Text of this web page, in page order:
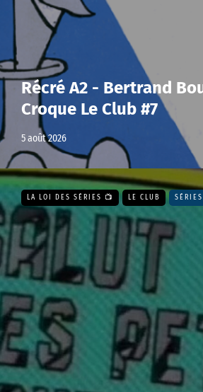
Récré A2 - Bertrand
Croque Le Club #7
5 août 2026
LA LOI DES SÉRIES 📺 LE CLUB